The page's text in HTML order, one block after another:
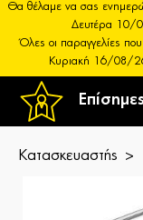
Θα θέλαμε να σας
Δευτέρα 10/
Όλες οι παραγγελίες
Κυριακή 16/08/
Κατασκευαστής